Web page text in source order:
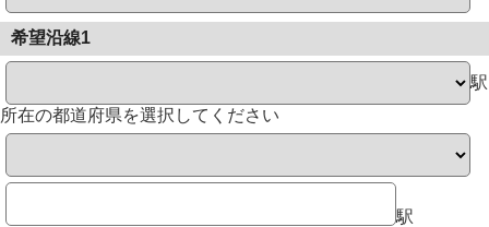
希望沿線1
駅
所在の都道府県を選択してください
駅